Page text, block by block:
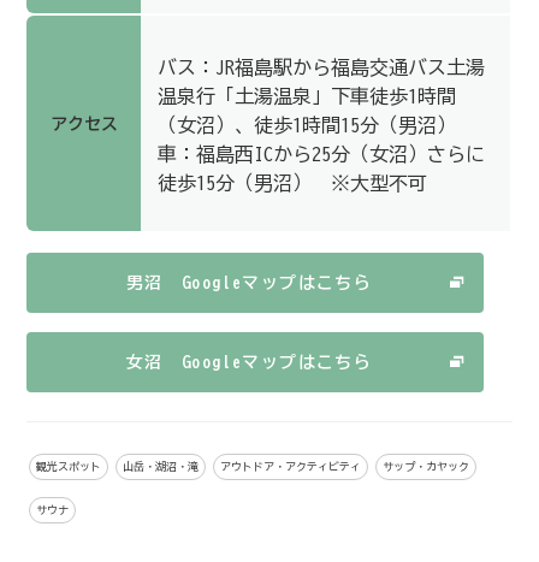
アクセス
バス：JR福島駅から福島交通バス土湯
温泉行「土湯温泉」下車徒歩1時間
（女沼）、徒歩1時間15分（男沼）
車：福島西ICから25分（女沼）さらに
徒歩15分（男沼） ※大型不可
男沼 Googleマップはこちら
女沼 Googleマップはこちら
観光スポット 山岳・湖沼・滝 アウトドア・アクティビティ サップ・カヤック
サウナ